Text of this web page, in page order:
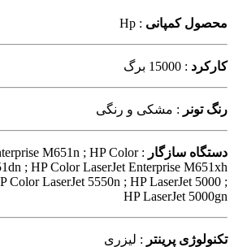
محصول کمپانی : Hp
کارکرد : 15000 برگ
رنگ تونر : مشکی و رنگی
دستگاه سازگار
M651n ; HP Color
; HP Color LaserJet Enterprise M651xh
Color LaserJet 5550n ; HP LaserJet 5000 ;
HP LaserJet 5000gn
تکنولوژی پرینتر : لیزری